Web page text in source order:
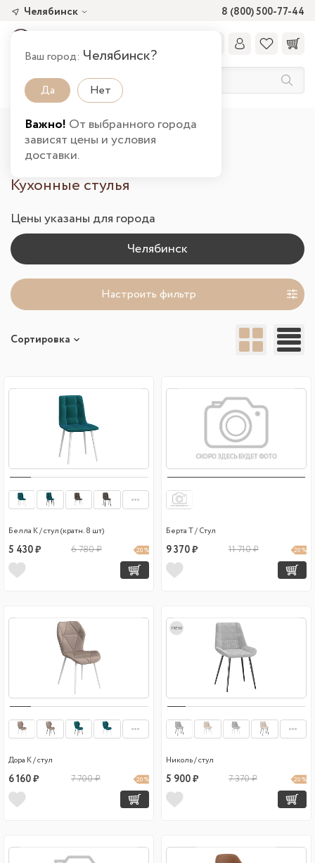
8 (800) 500-77-44
Челябинск
Ваш город: Челябинск?
Да Нет
Важно! От выбранного города
зависят цены и условия
доставки.
Главная Каталог товаров
Кухня
Кухонные стулья в Челябинске
Кухонные стулья
Цены указаны для города
Настроить фильтр
Сортировка
Белла К / стул (кратн. 8 шт)
5 430 ₽ 6 780 ₽ 20 %
Берта Т / Стул
9 370 ₽ 11 710 ₽ 20 %
Дора К / стул
6 160 ₽ 7 700 ₽ 20 %
new
Николь / стул
5 900 ₽ 7 370 ₽ 20 %